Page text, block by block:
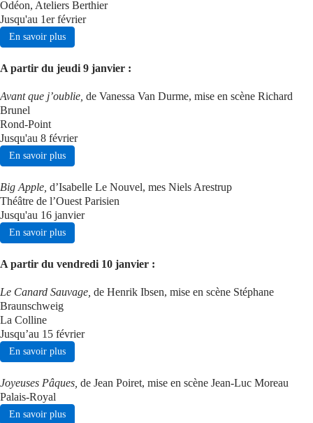
Odéon, Ateliers Berthier
Jusqu'au 1er février
En savoir plus
A partir du jeudi 9 janvier :
Avant que j’oublie, de Vanessa Van Durme, mise en scène Richard
Brunel
Rond-Point
Jusqu'au 8 février
En savoir plus
Big Apple, d’Isabelle Le Nouvel, mes Niels Arestrup
Théâtre de l’Ouest Parisien
Jusqu'au 16 janvier
En savoir plus
A partir du vendredi 10 janvier :
Le Canard Sauvage, de Henrik Ibsen, mise en scène Stéphane
Braunschweig
La Colline
Jusqu’au 15 février
En savoir plus
Joyeuses Pâques, de Jean Poiret, mise en scène Jean-Luc Moreau
Palais-Royal
En savoir plus